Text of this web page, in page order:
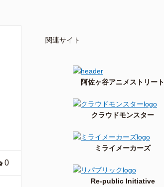
0
関連サイト
阿佐ヶ谷アニメストリート
クラウドモンスター
ミライメーカーズ
Re-public Initiative